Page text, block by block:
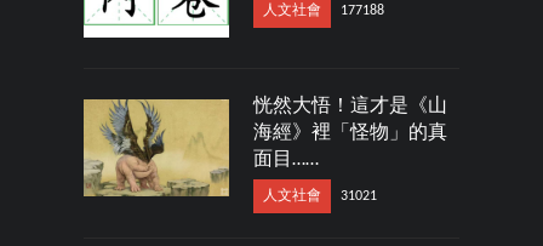
人文社會 177188
恍然大悟！這才是《山
海經》裡「怪物」的真
面目……
人文社會 31021